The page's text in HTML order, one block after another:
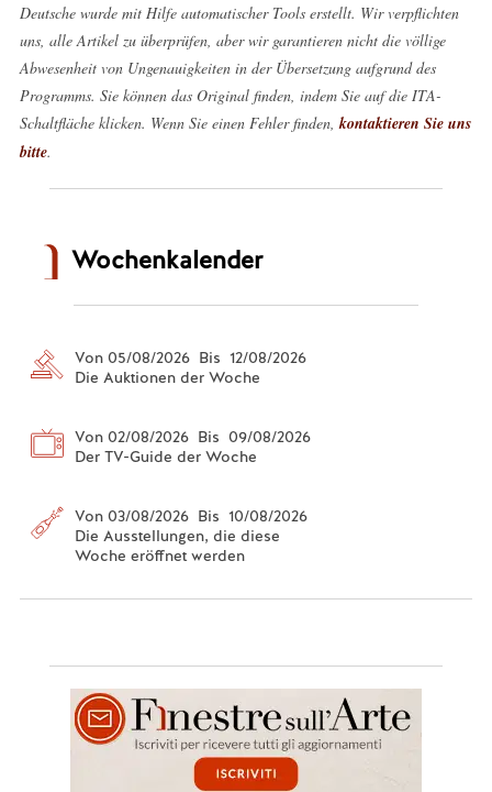
Deutsche wurde mit Hilfe automatischer Tools erstellt. Wir verpflichten
uns, alle Artikel zu überprüfen, aber wir garantieren nicht die völlige
Abwesenheit von Ungenauigkeiten in der Übersetzung aufgrund des
Programms. Sie können das Original finden, indem Sie auf die ITA-
Schaltfläche klicken. Wenn Sie einen Fehler finden, kontaktieren Sie uns
bitte.
Wochenkalender
Von 05/08/2026 Bis 12/08/2026
Die Auktionen der Woche
Von 02/08/2026 Bis 09/08/2026
Der TV-Guide der Woche
Von 03/08/2026 Bis 10/08/2026
Die Ausstellungen, die diese
Woche eröffnet werden